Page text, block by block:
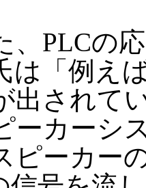
PLCの
は「例え
出されて
ーカーシ
ピーカー